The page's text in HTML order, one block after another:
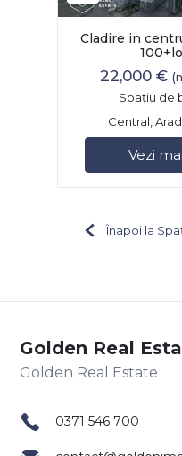
Cladire in
22,000 €
Spațiu de
Central, Arad
Vezi
Înapoi la
Golden Real
0371 546 700